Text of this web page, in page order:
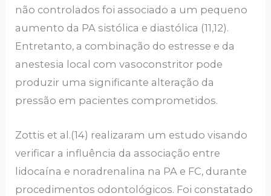
não controlados foi associado a um pequeno
aumento da PA sistólica e diastólica (11,12).
Entretanto, a combinação do estresse e da
anestesia local com vasoconstritor pode
produzir uma significante alteração da
pressão em pacientes comprometidos.
Zottis et al.(14) realizaram um estudo visando
verificar a influência da associação entre
lidocaína e noradrenalina na PA e FC, durante
procedimentos odontológicos. Foi constatado